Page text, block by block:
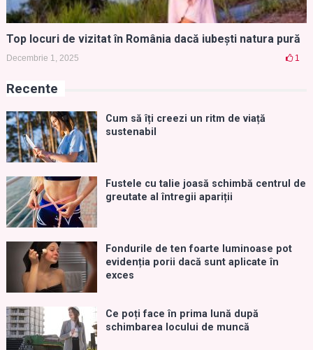
Top locuri de vizitat în România dacă iubești natura pură
Decembrie 1, 2025 1
Recente
Cum să îți creezi un ritm de viață
sustenabil
Fustele cu talie joasă schimbă centrul de
greutate al întregii apariții
Fondurile de ten foarte luminoase pot
evidenția porii dacă sunt aplicate în
exces
Ce poți face în prima lună după
schimbarea locului de muncă